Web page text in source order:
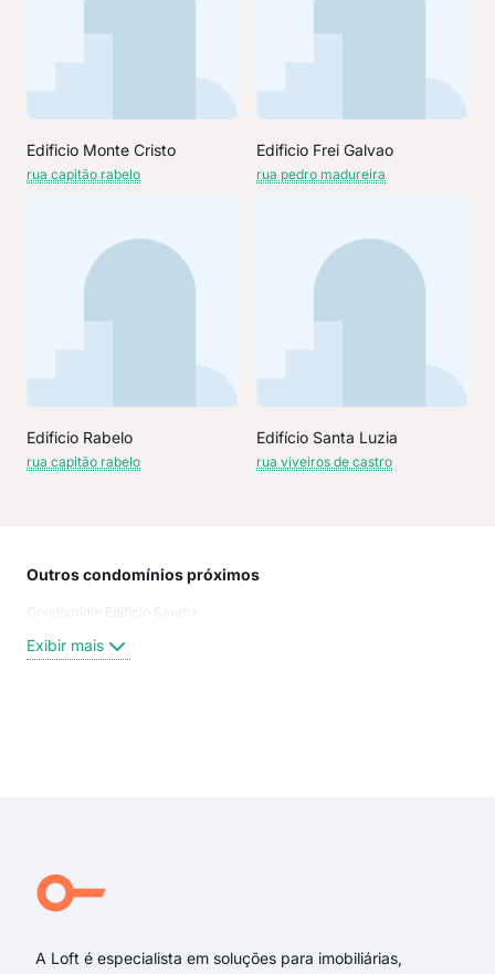
Edificio Monte Cristo
rua capitão rabelo
Edificio Frei Galvao
rua pedro madureira
Edificio Rabelo
rua capitão rabelo
Edifício Santa Luzia
rua viveiros de castro
Outros condomínios próximos
Condominio Edificio Sandra
Exibir mais
A Loft é especialista em soluções para imobiliárias,